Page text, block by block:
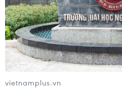
08/08/2026 05:05
Sơn La công bố tình huống
về thiên tai với hai xã Muổi
Lầu
vietnamplus.vn